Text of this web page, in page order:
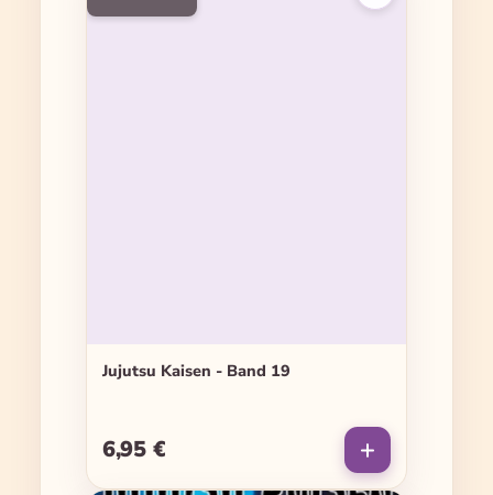
Jujutsu Kaisen - Band 19
Regulärer Preis:
6,95 €